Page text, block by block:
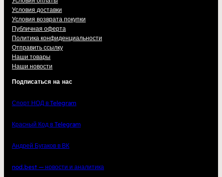
Условия доставки
Условия возврата покупки
Публичная оферта
Политика конфиденциальности
Отправить ссылку
Наши товары
Наши новости
Подписаться на нас
Спорт НОД в Telegram
Красный Код в Telegram
Андрей Бугаков в ВК
nod.best — новости и аналитика